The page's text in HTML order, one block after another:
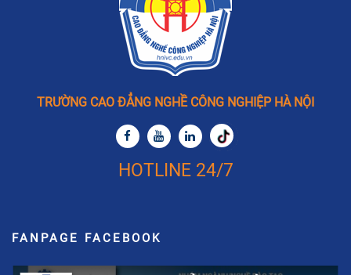
TRƯỜNG CAO ĐẲNG NGHỀ CÔNG NGHIỆP HÀ NỘI
HOTLINE 24/7
FANPAGE FACEBOOK